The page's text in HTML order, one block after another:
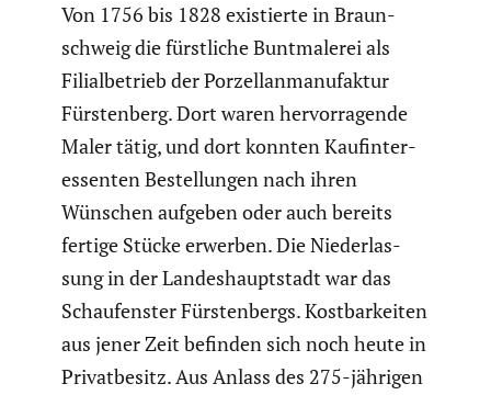
Von 1756 bis 1828 existierte in Braun­
schweig die fürst­liche Buntma­lerei als
Filial­be­trieb der Porzel­lan­ma­nu­faktur
Fürsten­berg. Dort waren hervor­ra­gende
Maler tätig, und dort konnten Kaufin­ter­
es­senten Bestel­lungen nach ihren
Wünschen aufgeben oder auch bereits
fertige Stücke erwerben. Die Nieder­las­
sung in der Landes­haupt­stadt war das
Schau­fenster Fürsten­bergs. Kostbar­keiten
aus jener Zeit befinden sich noch heute in
Privat­be­sitz. Aus Anlass des 275-jährigen